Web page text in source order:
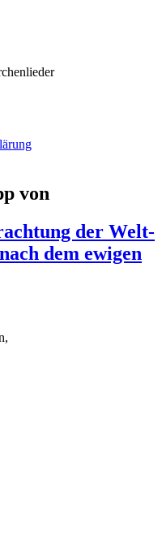
von
der Welt-
dem ewigen